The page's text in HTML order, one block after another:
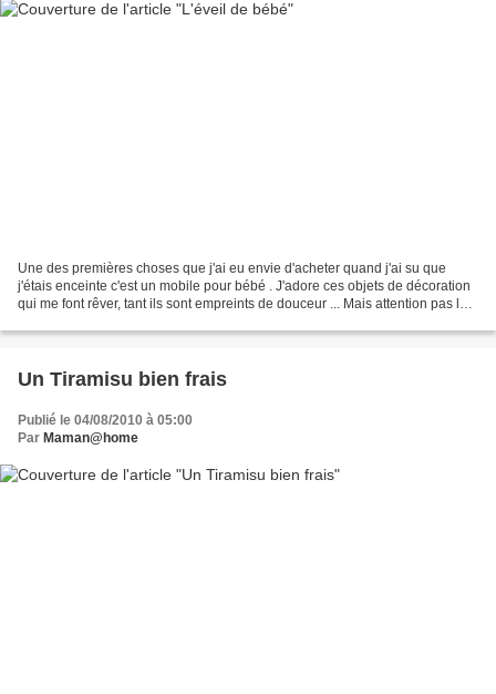
Une des premières choses que j'ai eu envie d'acheter quand j'ai su que
j'étais enceinte c'est un mobile pour bébé . J'adore ces objets de décoration
qui me font rêver, tant ils sont empreints de douceur ... Mais attention pas le
Un Tiramisu bien frais
Publié le 04/08/2010 à 05:00
Par Maman@home